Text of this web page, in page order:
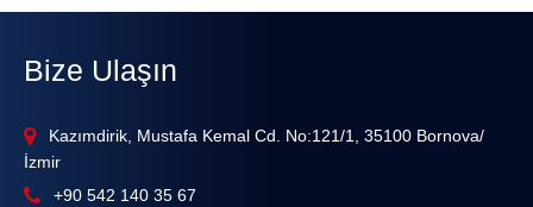
Bize Ulaşın
Kazımdirik, Mustafa Kemal Cd. No:121/1, 35100 Bornova/
İzmir
+90 542 140 35 67